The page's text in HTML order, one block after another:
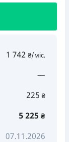
1 742 ₴/міс.
—
225 ₴
5 225 ₴
07.11.2026